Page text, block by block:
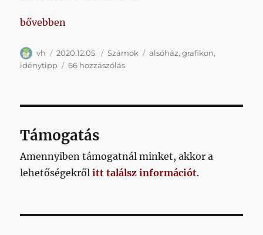
„A talán túlzott optimizmust négy hónap alatt egy
bővebben
Szerző
vh Közzétéve
2020.12.05. Kategória
Számok Címke
alsóház,grafikon,
idénytipp
66 hozzászólásA
egy
pesszimizmus
című
Támogatás
Amennyiben támogatnál minket, akkor a
lehetőségekrőlitt találsz információt.